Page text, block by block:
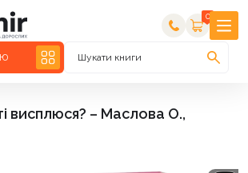
0
Шукати книги
висплюся? – Маслова О.,